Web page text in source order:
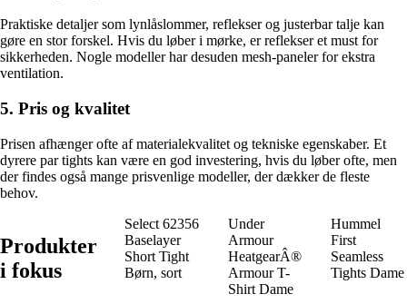
Praktiske detaljer som lynlåslommer, reflekser og justerbar talje kan
gøre en stor forskel. Hvis du løber i mørke, er reflekser et must for
sikkerheden. Nogle modeller har desuden mesh-paneler for ekstra
ventilation.
5. Pris og kvalitet
Prisen afhænger ofte af materialekvalitet og tekniske egenskaber. Et
dyrere par tights kan være en god investering, hvis du løber ofte, men
der findes også mange prisvenlige modeller, der dækker de fleste
behov.
Produkter
i fokus
Select 62356
Baselayer
Short Tight
Børn, sort
Under
Armour
HeatgearÂ®
Armour T-
Shirt Dame
Hummel
First
Seamless
Tights Dame